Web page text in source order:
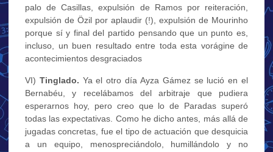
palo de Casillas, expulsión de Ramos por reiteración,
expulsión de Özil por aplaudir (!), expulsión de Mourinho
porque sí y final del partido pensando que un punto es,
incluso, un buen resultado entre toda esta vorágine de
acontecimientos desgraciados
VI) Tinglado. Ya el otro día Ayza Gámez se lució en el
Bernabéu, y recelábamos del arbitraje que pudiera
esperarnos hoy, pero creo que lo de Paradas superó
todas las expectativas. Como he dicho antes, más allá de
jugadas concretas, fue el tipo de actuación que desquicia
a un equipo, menospreciándolo, humillándolo y no